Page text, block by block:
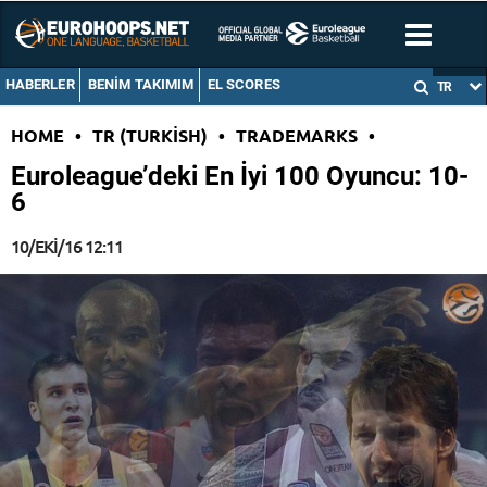
HABERLER BENIM TAKIMIM EL SCORES TR
HOME • TR (TURKISH) • TRADEMARKS •
Euroleague’deki En İyi 100 Oyuncu: 10-
6
10/EKI/16 12:11